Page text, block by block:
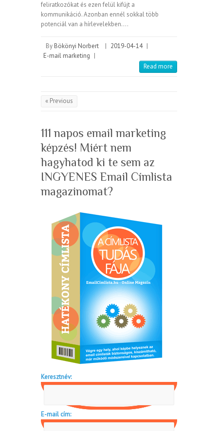
feliratkozókat és ezen felül kifújt a
kommunikáció. Azonban ennél sokkal több
potenciál van a hírlevelekben.…
By Bökönyi Norbert 2019-04-14
E-mail marketing
Read more
« Previous
111 napos email marketing
képzés! Miért nem
hagyhatod ki te sem az
INGYENES Email Címlista
magazinomat?
Keresztnév:
E-mail cím: